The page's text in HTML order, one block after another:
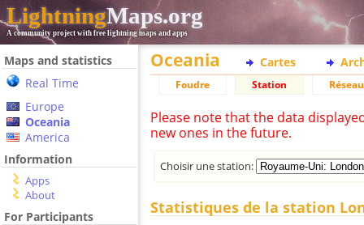
LightningMaps.org
A community project with free lightning maps and apps
Maps and statistics
Real Time
Europe
Oceania
America
Information
Apps
About
For Participants
Oceania Cartes
Foudre Station Réseau
Please note that the data
new ones in the future.
Choisir une station:
Statistiques de la station